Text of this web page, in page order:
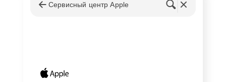
Сервисный центр Apple